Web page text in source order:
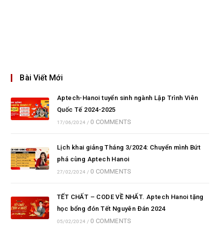
Bài Viết Mới
Aptech-Hanoi tuyển sinh ngành Lập Trình Viên
Quốc Tế 2024-2025
17/06/2024 / 0 COMMENTS
Lịch khai giảng Tháng 3/2024: Chuyển mình Bứt
phá cùng Aptech Hanoi
27/02/2024 / 0 COMMENTS
TẾT CHẤT – CODE VỀ NHẤT. Aptech Hanoi tặng
học bổng đón Tết Nguyên Đán 2024
05/02/2024 / 0 COMMENTS